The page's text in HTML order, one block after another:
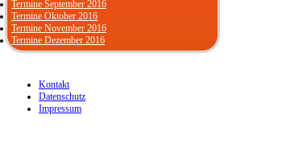
Termine September 2016
Termine Oktober 2016
Termine November 2016
Termine Dezember 2016
Kontakt
Datenschutz
Impressum